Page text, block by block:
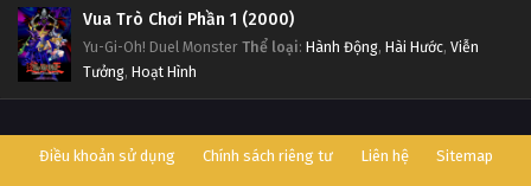
Đấu Phá Thương Khung Ngoại Truyện Tập 44
Tập 44
Đấu Phá Thương Khung Ngoại Truyện Tập 43
Vua Trò Chơi Phần 1 (2000)
Yu-Gi-Oh! Duel Monster Thể loại: Hành Động, Hài Hước, Viễn
Tưởng, Hoạt Hình
Điều khoản sử dụng Chính sách riêng tư Liên hệ Sitemap